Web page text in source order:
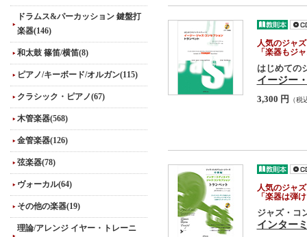
ドラムス&パーカッション 鍵盤打
楽器(146)
和太鼓 篠笛/横笛(8)
ピアノ/キーボード/オルガン(115)
クラシック・ピアノ(67)
木管楽器(568)
金管楽器(126)
弦楽器(78)
ヴォーカル(64)
その他の楽器(19)
理論/アレンジ イヤー・トレーニ
人気のジャ
「楽器もジ
はじめての
イージー
3,300 円 （税
人気のジャ
「楽器は弾
ジャズ・コ
インター